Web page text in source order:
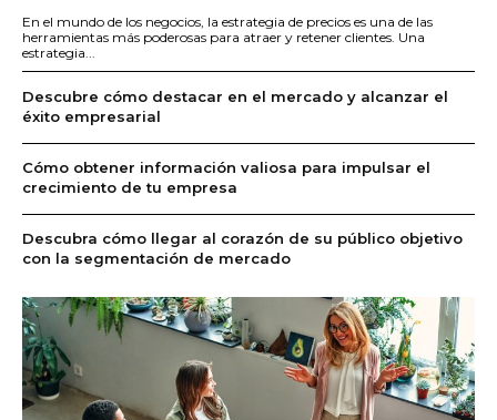
En el mundo de los negocios, la estrategia de precios es una de las
herramientas más poderosas para atraer y retener clientes. Una
estrategia...
Descubre cómo destacar en el mercado y alcanzar el
éxito empresarial
Cómo obtener información valiosa para impulsar el
crecimiento de tu empresa
Descubra cómo llegar al corazón de su público objetivo
con la segmentación de mercado